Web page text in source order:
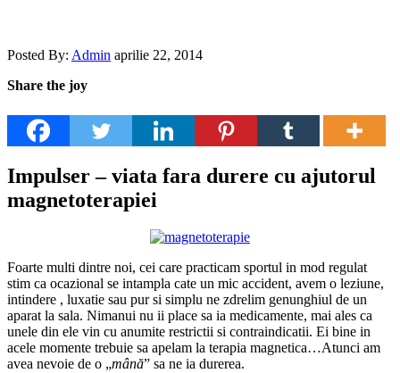
Posted By: Admin aprilie 22, 2014
Share the joy
Impulser – viata fara durere cu ajutorul
magnetoterapiei
Foarte multi dintre noi, cei care practicam sportul in mod regulat
stim ca ocazional se intampla cate un mic accident, avem o leziune,
intindere , luxatie sau pur si simplu ne zdrelim genunghiul de un
aparat la sala. Nimanui nu ii place sa ia medicamente, mai ales ca
unele din ele vin cu anumite restrictii si contraindicatii. Ei bine in
acele momente trebuie sa apelam la terapia magnetica…Atunci am
avea nevoie de o „mână” sa ne ia durerea.